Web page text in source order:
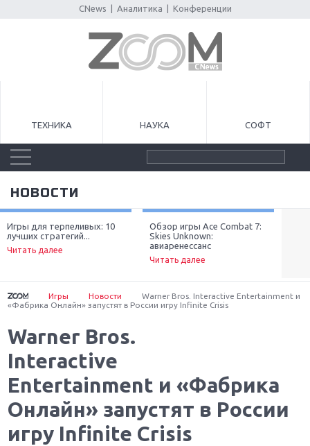
CNews Аналитика Конференции
ТЕХНИКА НАУКА СОФТ
НОВОСТИ
Игры для терпеливых: 10
лучших стратегий...
Читать далее
Обзор игры Ace Combat 7:
Skies Unknown:
авиаренессанс
Читать далее
Игры Новости
Warner Bros. Interactive Entertainment и
«Фабрика Онлайн» запустят в России игру Infinite Crisis
Warner Bros.
Interactive
Entertainment и «Фабрика
Онлайн» запустят в России
игру Infinite Crisis